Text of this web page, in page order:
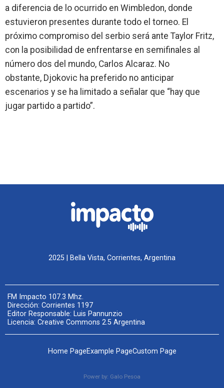
a diferencia de lo ocurrido en Wimbledon, donde
estuvieron presentes durante todo el torneo. El
próximo compromiso del serbio será ante Taylor Fritz,
con la posibilidad de enfrentarse en semifinales al
número dos del mundo, Carlos Alcaraz. No
obstante, Djokovic ha preferido no anticipar
escenarios y se ha limitado a señalar que “hay que
jugar partido a partido”.
2025 | Bella Vista, Corrientes, Argentina
FM Impacto 107.3 Mhz.
Dirección: Corrientes 1197
Editor Responsable: Luis Pannunzio
Licencia: Creative Commons 2.5 Argentina
Home PageExample PageCustom Page
Power by: Galo Pesoa